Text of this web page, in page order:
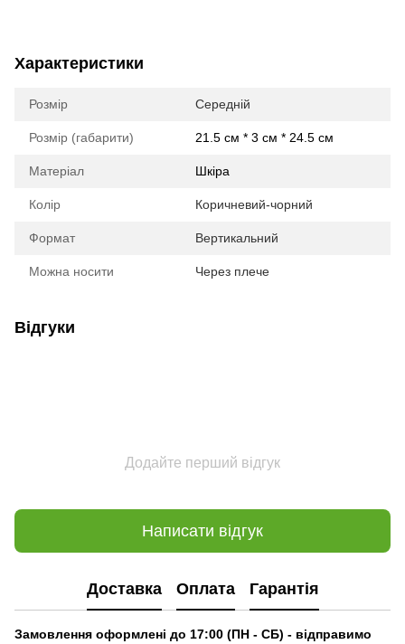
Характеристики
Розмір Середній
Розмір (габарити) 21.5 см * 3 см * 24.5 см
Матеріал Шкіра
Колір Коричневий-чорний
Формат Вертикальний
Можна носити Через плече
Відгуки
Додайте перший відгук
Написати відгук
Доставка Оплата Гарантія
Замовлення оформлені до 17:00 (ПН - СБ) - відправимо